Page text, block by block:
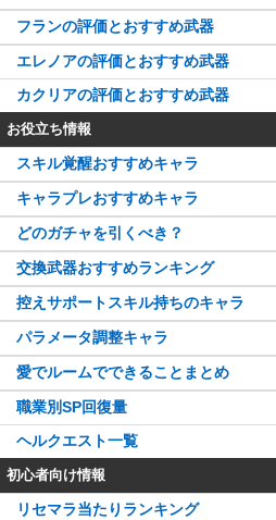
フランの評価とおすすめ武器
エレノアの評価とおすすめ武器
カクリアの評価とおすすめ武器
お役立ち情報
スキル覚醒おすすめキャラ
キャラプレおすすめキャラ
どのガチャを引くべき？
交換武器おすすめランキング
控えサポートスキル持ちのキャラ
パラメータ調整キャラ
愛でルームでできることまとめ
職業別SP回復量
ヘルクエスト一覧
初心者向け情報
リセマラ当たりランキング